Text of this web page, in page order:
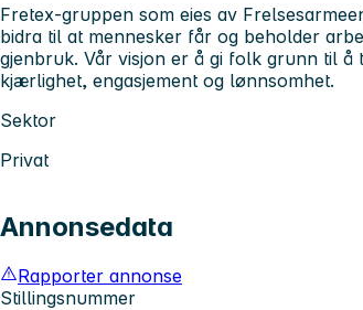
Fretex-gruppen som eies av
bidra til at mennesker får og beholder
gjenbruk. Vår visjon er å gi folk grunn til
kjærlighet, engasjement og lønnsomhet.
Sektor
Privat
Annonsedata
Rapporter annonse
Stillingsnummer